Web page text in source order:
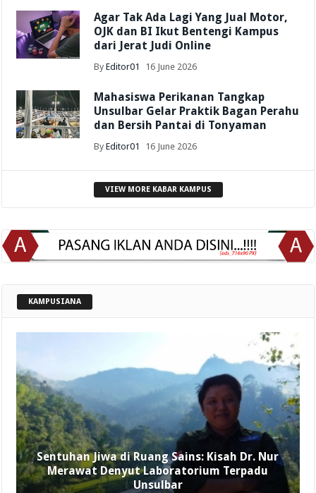
Agar Tak Ada Lagi Yang Jual Motor,
OJK dan BI Ikut Bentengi Kampus
dari Jerat Judi Online
ByEditor01 16 June 2026
Mahasiswa Perikanan Tangkap
Unsulbar Gelar Praktik Bagan Perahu
dan Bersih Pantai di Tonyaman
ByEditor01 16 June 2026
VIEW MORE KABAR KAMPUS
KAMPUSIANA
Sentuhan Jiwa di Ruang Sains: Kisah Dr. Nur
Merawat Denyut Laboratorium Terpadu
Unsulbar